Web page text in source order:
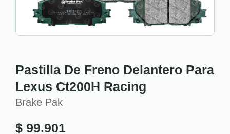
Pastilla De Freno Delantero Para
Lexus Ct200H Racing
Brake Pak
$ 99.901